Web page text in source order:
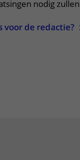
nodig
voor de redactie?